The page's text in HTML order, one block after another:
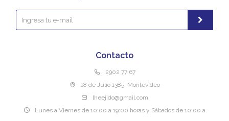
Contacto
2902 77 67
18 de Julio 1385, Montevideo
lheejido@gmail.com
Lunes a Viernes de 10:00 a 19:00 horas y Sábados de 10:00 a